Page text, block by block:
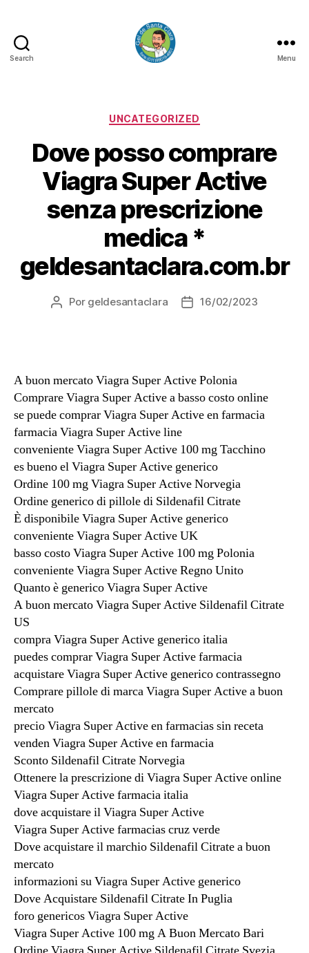
Search
CLARA
Menu
Categorias
UNCATEGORIZED
Dove posso comprare
Viagra Super Active
senza prescrizione
medica *
geldesantaclara.com.br
Autor
Por geldesantaclara
Data16/02/2023
A buon mercato Viagra Super Active Polonia
Comprare Viagra Super Active a basso costo online
se puede comprar Viagra Super Active en farmacia
farmacia Viagra Super Active line
conveniente Viagra Super Active 100 mg Tacchino
es bueno el Viagra Super Active generico
Ordine 100 mg Viagra Super Active Norvegia
Ordine generico di pillole di Sildenafil Citrate
È disponibile Viagra Super Active generico
conveniente Viagra Super Active UK
basso costo Viagra Super Active 100 mg Polonia
conveniente Viagra Super Active Regno Unito
Quanto è generico Viagra Super Active
A buon mercato Viagra Super Active Sildenafil Citrate
US
compra Viagra Super Active generico italia
puedes comprar Viagra Super Active farmacia
acquistare Viagra Super Active generico contrassegno
Comprare pillole di marca Viagra Super Active a buon
mercato
precio Viagra Super Active en farmacias sin receta
venden Viagra Super Active en farmacia
Sconto Sildenafil Citrate Norvegia
Ottenere la prescrizione di Viagra Super Active online
Viagra Super Active farmacia italia
dove acquistare il Viagra Super Active
Viagra Super Active farmacias cruz verde
Dove acquistare il marchio Sildenafil Citrate a buon
mercato
informazioni su Viagra Super Active generico
Dove Acquistare Sildenafil Citrate In Puglia
foro genericos Viagra Super Active
Viagra Super Active 100 mg A Buon Mercato Bari